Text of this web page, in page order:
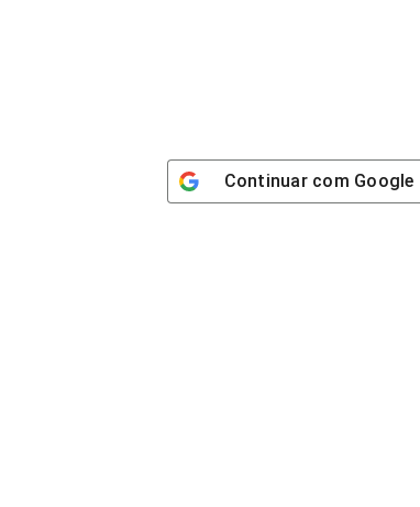
Continuar com Google